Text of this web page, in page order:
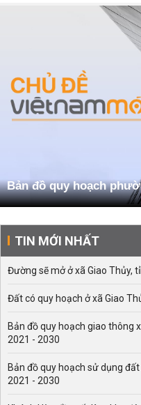
Bản đồ quy hoạch
TIN MỚI NHẤT
Đường sẽ mở ở xã Giao Thủy,
Đất có quy hoạch ở xã Giao
Bản đồ quy hoạch giao thông
2021 - 2030
Bản đồ quy hoạch sử dụng
2021 - 2030